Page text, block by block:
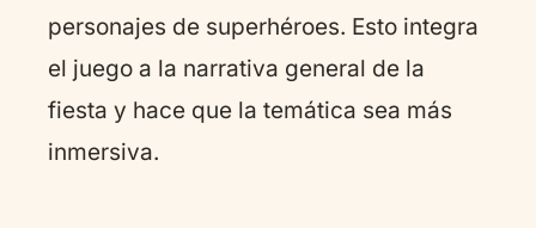
personajes de superhéroes. Esto integra
el juego a la narrativa general de la
fiesta y hace que la temática sea más
inmersiva.